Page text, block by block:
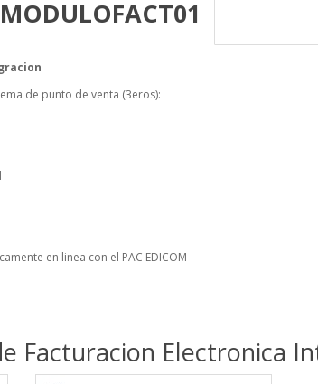
de punto de venta (3eros):
en linea con el PAC EDICOM
Facturacion Electronica